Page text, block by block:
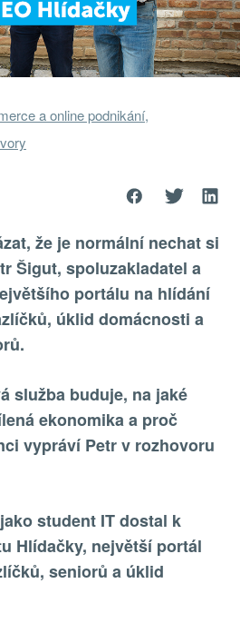
a online podnikání
že je normální nechat si
Šigut, spoluzakladatel a
portálu na hlídání
úklid domácnosti a
služba buduje, na jaké
ekonomika a proč
vypráví Petr v rozhovoru
student IT dostal k
Hlídačky, největší portál
seniorů a úklid